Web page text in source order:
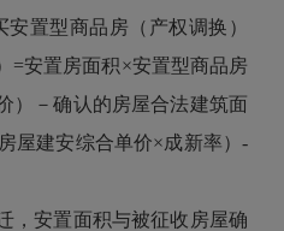
置型商品房（产权调换）
=安置房面积×安置型商品房
）－确认的房屋合法建筑面
屋建安综合单价×成新率）-
安置面积与被征收房屋确